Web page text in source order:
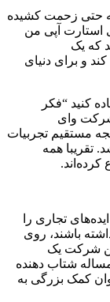
حتی زحمت کشیده
استارت آپی من
که یک
و برای دنیای
کنید “فکر
وای
مستقیم تجربیات
تقریبا همه
کرده‌اند.
تجاری را
باشند، روی
شرکت یک
شتاب دهنده
کمک بزرگی به